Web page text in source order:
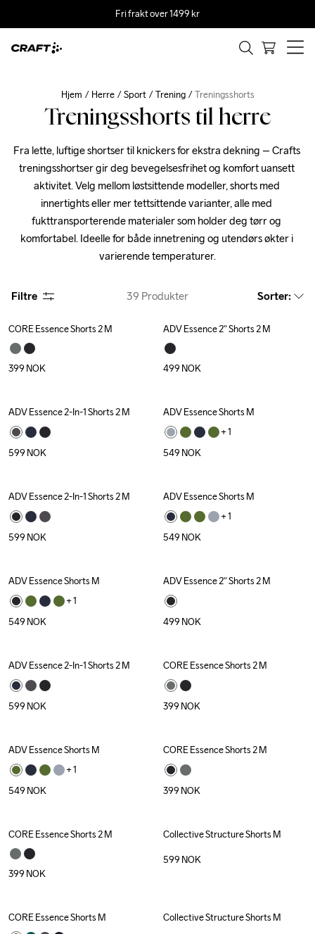
Fri frakt over 1499 kr
Hjem Herre Sport Trening Treningsshorts
Treningsshorts til herre
Fra lette, luftige shortser til knickers for ekstra dekning – Crafts
treningsshortser gir deg bevegelsesfrihet og komfort uansett
aktivitet. Velg mellom løstsittende modeller, shorts med
innertights eller mer tettsittende varianter, alle med
fukttransporterende materialer som holder deg tørr og
komfortabel. Ideelle for både innetrening og utendørs økter i
varierende temperaturer.
Filtre 39 Produkter Sorter:
CORE Essence Shorts 2 M
399 NOK
ADV Essence 2" Shorts 2 M
499 NOK
ADV Essence 2-In-1 Shorts 2 M
599 NOK
ADV Essence Shorts M
+ 1
549 NOK
ADV Essence 2-In-1 Shorts 2 M
599 NOK
ADV Essence Shorts M
+ 1
549 NOK
ADV Essence Shorts M
+ 1
549 NOK
ADV Essence 2" Shorts 2 M
499 NOK
ADV Essence 2-In-1 Shorts 2 M
599 NOK
CORE Essence Shorts 2 M
399 NOK
ADV Essence Shorts M
+ 1
549 NOK
CORE Essence Shorts 2 M
399 NOK
CORE Essence Shorts 2 M
399 NOK
Collective Structure Shorts M
599 NOK
CORE Essence Shorts M Collective Structure Shorts M